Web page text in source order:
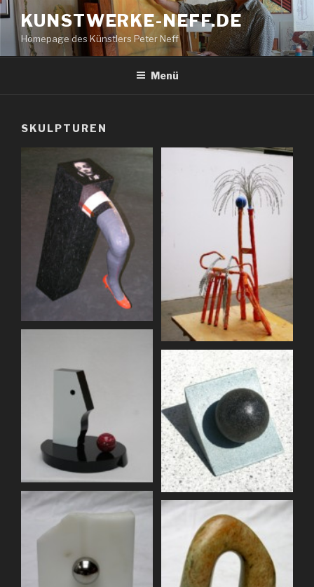
Zum
Inhalt
springen
KUNSTWERKE-NEFF.DE
Homepage des Künstlers Peter Neff
Menü
SKULPTUREN